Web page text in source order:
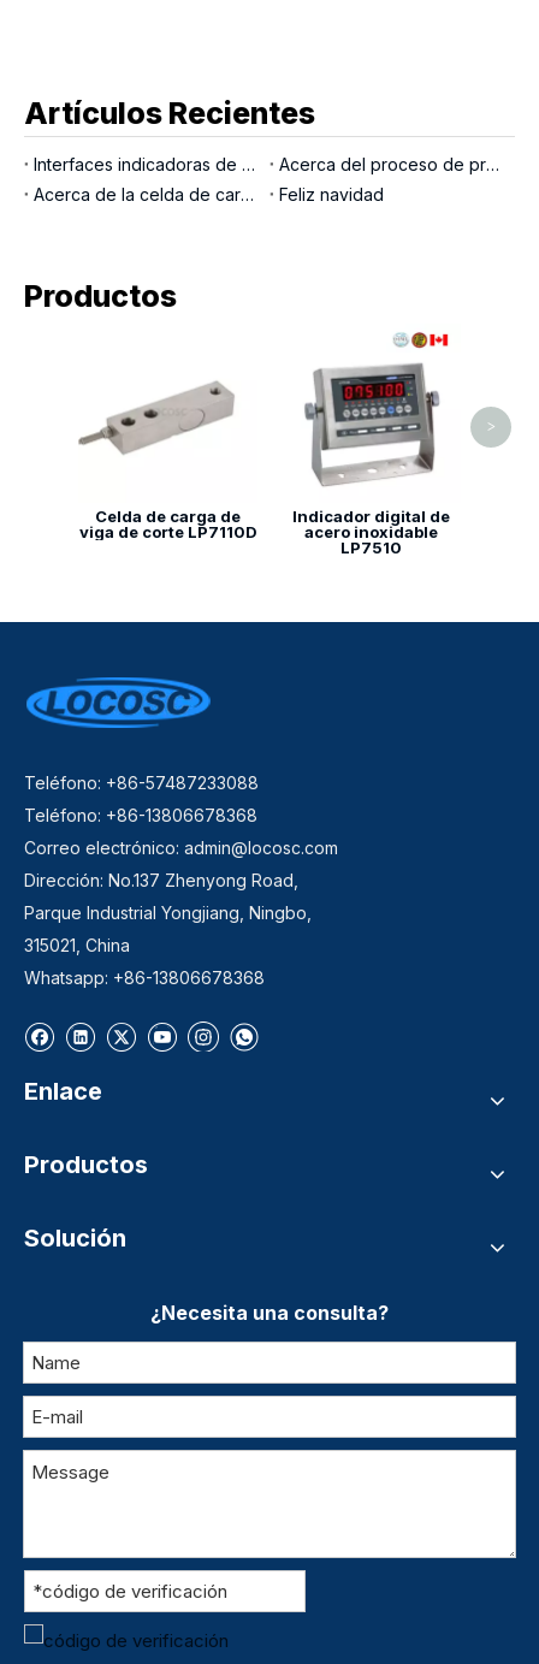
Artículos Recientes
Interfaces indicadoras de pesaje
Acerca del proceso de producción LOCOSC para básculas, células de carga e indicadores
Acerca de la celda de carga del pasador de carga
Feliz navidad
Productos
Celda de carga de
viga de corte LP7110D
Indicador digital de
acero inoxidable
LP7510
>
Teléfono: +86-57487233088
Teléfono: +86-13806678368
Correo electrónico: admin@locosc.com
Dirección: No.137 Zhenyong Road,
Parque Industrial Yongjiang, Ningbo,
315021, China
Whatsapp: +86-13806678368
Enlace
Productos
Solución
¿Necesita una consulta?